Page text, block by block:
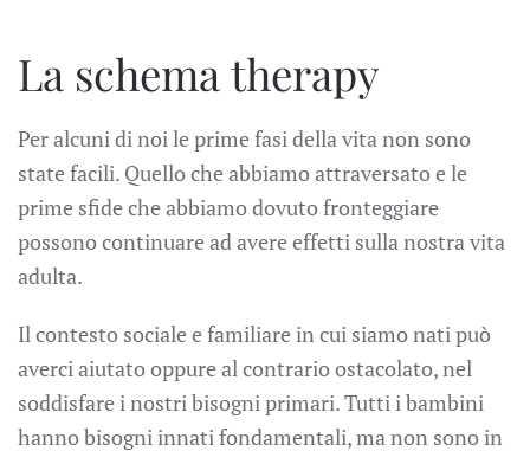
La schema therapy
Per alcuni di noi le prime fasi della vita non sono
state facili. Quello che abbiamo attraversato e le
prime sfide che abbiamo dovuto fronteggiare
possono continuare ad avere effetti sulla nostra vita
adulta.
Il contesto sociale e familiare in cui siamo nati può
averci aiutato oppure al contrario ostacolato, nel
soddisfare i nostri bisogni primari. Tutti i bambini
hanno bisogni innati fondamentali, ma non sono in